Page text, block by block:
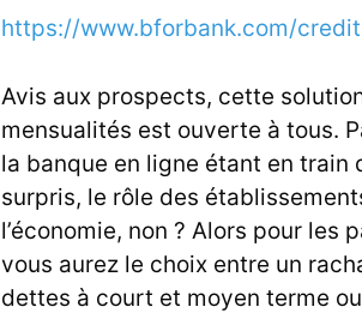
https://www.bforbank.com/credit
Avis aux prospects, cette
mensualités est ouverte à tous.
la banque en ligne étant en train
surpris, le rôle des
l’économie, non ? Alors pour les
vous aurez le choix entre un
dettes à court et moyen terme